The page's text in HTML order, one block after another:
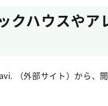
クハウスやア
（外部サイト）から、